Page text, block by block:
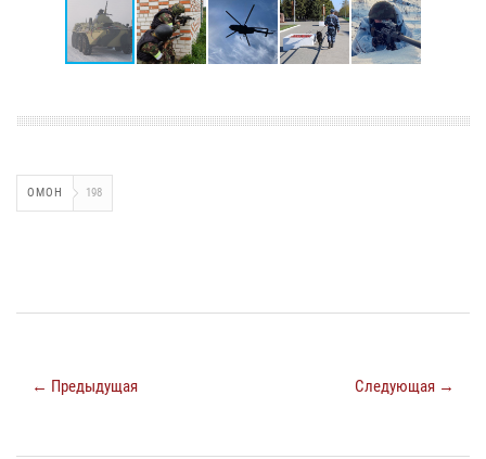
ОМОН 198
← Предыдущая Следующая →